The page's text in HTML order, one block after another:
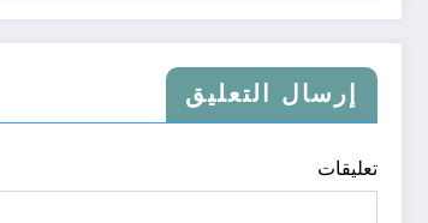
إرسال التعليق
تعليقات